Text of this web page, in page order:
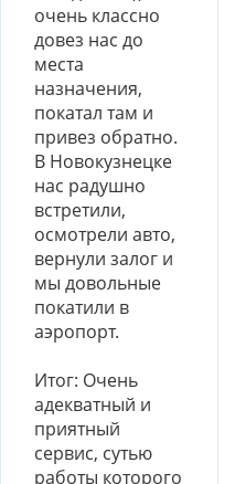
очень классно
довез нас до
места
назначения,
покатал там и
привез обратно.
В Новокузнецке
нас радушно
встретили,
осмотрели авто,
вернули залог и
мы довольные
покатили в
аэропорт.
Итог: Очень
адекватный и
приятный
сервис, сутью
работы которого